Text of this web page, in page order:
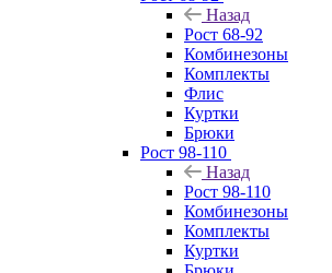
Назад
Рост 68-92
Комбинезоны
Комплекты
Флис
Куртки
Брюки
Рост 98-110
Назад
Рост 98-110
Комбинезоны
Комплекты
Куртки